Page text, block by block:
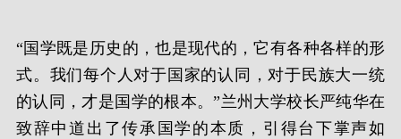
“国学既是历史的，也是现代的，它有各种各样的形
式。我们每个人对于国家的认同，对于民族大一统
的认同，才是国学的根本。”兰州大学校长严纯华在
致辞中道出了传承国学的本质，引得台下掌声如